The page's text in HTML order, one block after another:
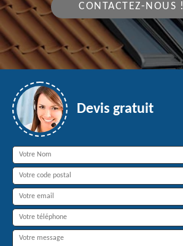
CONTACTEZ-NOUS !
Devis gratuit